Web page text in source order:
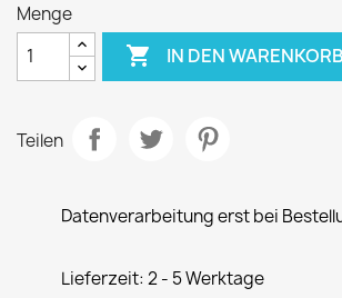
Menge
 IN DEN WARENKORB
Teilen
Datenverarbeitung erst bei
Lieferzeit: 2 - 5 Werktage